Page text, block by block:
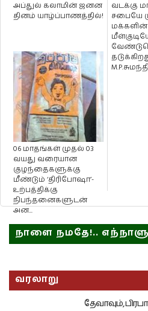
அப்துல் கலாமின் ஜனன
தினம் யாழ்ப்பாணத்தில்!
வடக்கு
சபையே
மக்களின்
06 மாதங்கள் முதல் 03
வயது வரையான
குழந்தைகளுக்கு
மீண்டும் ‘திரிபோஷா’-
உற்பத்திக்கு
நிபந்தனைகளுடன்
அன...
நாளை நமதே!..
வரலாறு
தேவாவும்,